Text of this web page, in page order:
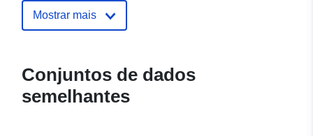
Mostrar mais
Conjuntos de dados
semelhantes